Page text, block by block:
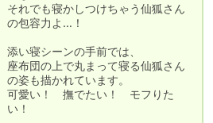
それでも寝かしつけちゃう仙狐さん
の包容力よ…！
添い寝シーンの手前では、
座布団の上で丸まって寝る仙狐さん
の姿も描かれています。
可愛い！　撫でたい！　モフりた
い！